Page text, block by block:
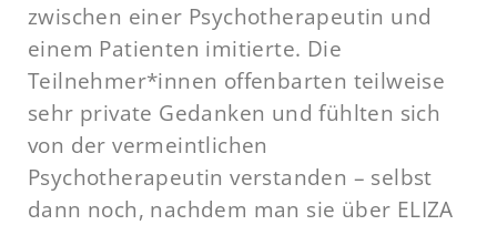
zwischen einer Psychotherapeutin und
einem Patienten imitierte. Die
Teilnehmer*innen offenbarten teilweise
sehr private Gedanken und fühlten sich
von der vermeintlichen
Psychotherapeutin verstanden – selbst
dann noch, nachdem man sie über ELIZA